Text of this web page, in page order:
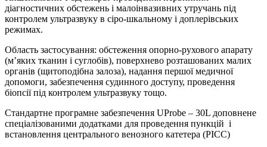
діагностичних обстежень і малоінвазивних утручань під
контролем ультразвуку в сіро-шкальному і доплерівських
режимах.
Область застосування: обстеження опорно-рухового апарату
(м’яких тканин і суглобів), поверхнево розташованих малих
органів (щитоподібна залоза), надання першої медичної
допомоги, забезпечення судинного доступу, проведення
біопсії під контролем ультразвуку тощо.
Стандартне програмне забезпечення UProbe – 30L доповнене
спеціалізованими додатками для проведення пункцій і
встановлення центрального венозного катетера (PICC)